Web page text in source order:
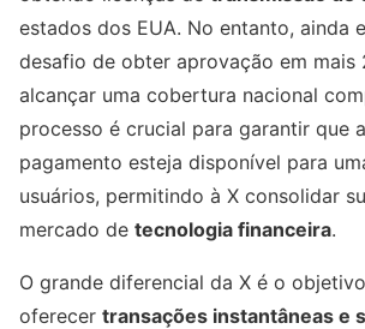
estados dos EUA. No entanto, ainda
desafio de obter aprovação em mais
alcançar uma cobertura nacional
processo é crucial para garantir que
pagamento esteja disponível para
usuários, permitindo à X consolidar
mercado de tecnologia financeira.
O grande diferencial da X é o
oferecer transações instantâneas e